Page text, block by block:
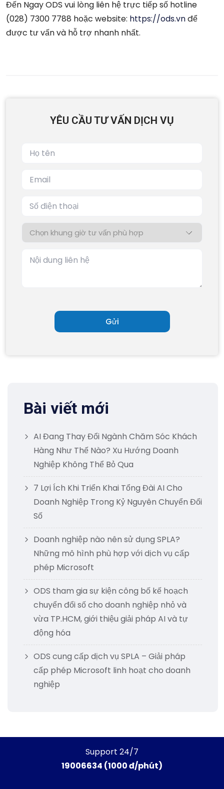
Đến Ngay ODS vui lòng liên hệ trực tiếp số hotline
(028) 7300 7788 hoặc website: https://ods.vnđể
được tư vấn và hỗ trợ nhanh nhất.
YÊU CẦU TƯ VẤN DỊCH VỤ
Bài viết mới
AI Đang Thay Đổi Ngành Chăm Sóc Khách
Hàng Như Thế Nào? Xu Hướng Doanh
Nghiệp Không Thể Bỏ Qua
7 Lợi Ích Khi Triển Khai Tổng Đài AI Cho
Doanh Nghiệp Trong Kỷ Nguyên Chuyển Đổi
Số
Doanh nghiệp nào nên sử dụng SPLA?
Những mô hình phù hợp với dịch vụ cấp
phép Microsoft
ODS tham gia sự kiện công bố kế hoạch
chuyển đổi số cho doanh nghiệp nhỏ và
vừa TP.HCM, giới thiệu giải pháp AI và tự
động hóa
ODS cung cấp dịch vụ SPLA – Giải pháp
cấp phép Microsoft linh hoạt cho doanh
nghiệp
Support 24/7
19006634 (1000 đ/phút)